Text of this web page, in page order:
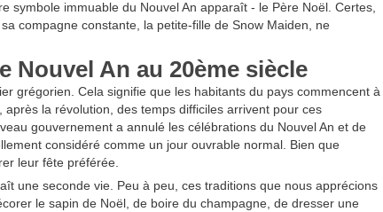
symbole immuable du Nouvel An apparaît - le Père Noël. Certes,
compagne constante, la petite-fille de Snow Maiden, ne
Nouvel An au 20ème siècle
grégorien. Cela signifie que les habitants du pays commencent à
la révolution, des temps difficiles arrivent pour ces
gouvernement a annulé les célébrations du Nouvel An et de
considéré comme un jour ouvrable normal. Bien que
leur fête préférée.
une seconde vie. Peu à peu, ces traditions que nous apprécions
le sapin de Noël, de boire du champagne, de dresser une